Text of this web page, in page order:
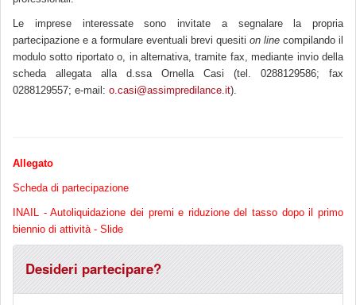
Le imprese interessate sono invitate a segnalare la propria
partecipazione e a formulare eventuali brevi quesiti on line compilando il
modulo sotto riportato o, in alternativa, tramite fax, mediante invio della
scheda allegata alla d.ssa Ornella Casi (tel. 0288129586; fax
0288129557; e-mail: o.casi@assimpredilance.it).
Allegato
Scheda di partecipazione
INAIL - Autoliquidazione dei premi e riduzione del tasso dopo il primo
biennio di attività - Slide
Desideri partecipare?